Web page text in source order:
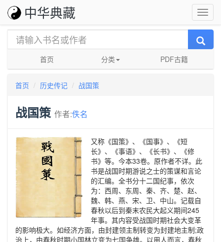
中华典藏
首页 分类 PDF古籍
首页 历史传记 战国策
战国策 作者:佚名
又称《国策》、《国事》、《短
长》、《事语》、《长书》、《修
书》等。今本33卷。原作者不详。此
书是战国时期游说之士的策谋和言论
的汇编。全书分十二国纪事，依次
为：西周、东周、秦、齐、楚、赵、
魏、韩、燕、宋、卫、中山。记载自
春秋以后到秦末农民大起义期间245
年事。其内容受战国时期社会大变革
的影响极大。如经济方面，由封建领主制转变为封建地主制;政
治上，由春秋时期小国林立变为七国争雄。以用人而言，春秋